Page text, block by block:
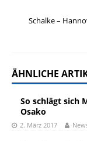
Schalke –
ÄHNLICHE
So schlägt sich
Osako
2. März 2017